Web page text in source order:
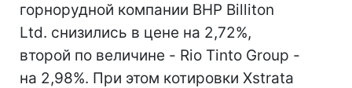
горнорудной компании BHP Billiton
Ltd. снизились в цене на 2,72%,
второй по величине - Rio Tinto Group -
на 2,98%. При этом котировки Xstrata